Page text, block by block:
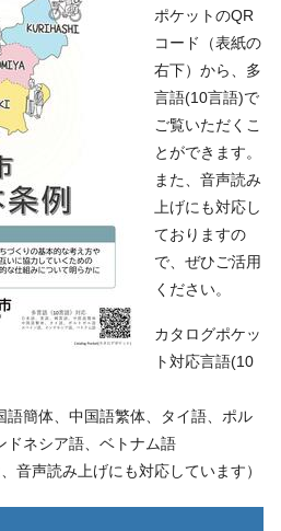
ポケットのQR
コード（表紙の
右下）から、多
言語(10言語)で
ご覧いただくこ
とができます。
また、音声読み
上げにも対応し
ておりますの
で、ぜひご活用
ください。
カタログポケッ
ト対応言語(10
語簡体、中国語繁体、タイ語、ポル
ドネシア語、ベトナム語
音声読み上げにも対応しています）